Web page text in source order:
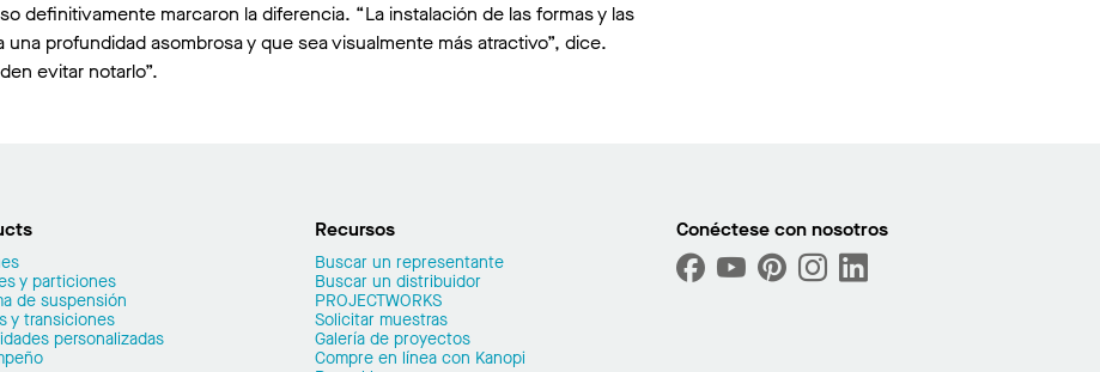
definitivamente marcaron la diferencia. “La instalación de las formas y las
profundidad asombrosa y que sea visualmente más atractivo”, dice.
evitar notarlo”.
y particiones
de suspensión
y transiciones
personalizadas
Recursos
Buscar un representante
Buscar un distribuidor
PROJECTWORKS
Solicitar muestras
Galería de proyectos
Compre en línea con Kanopi
Conéctese con nosotros